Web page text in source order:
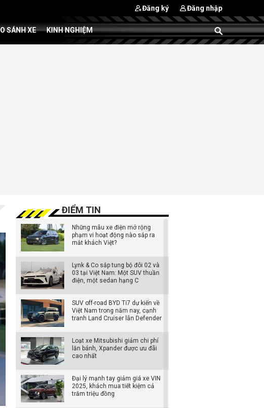
Đăng ký Đăng nhập
SÁNH XE KINH NGHIỆM
ĐIỂM TIN
Những mẫu xe điện mở rộng
phạm vi hoạt động nào sắp ra
mắt khách Việt?
Lynk & Co sắp tung bộ đôi 02 và
03 tại Việt Nam: Một SUV thuần
điện, một sedan hạng C
SUV off-road BYD Ti7 dự kiến về
Việt Nam trong năm nay, cạnh
tranh Land Cruiser lẫn Defender
Loạt xe Mitsubishi giảm chi phí
lăn bánh, Xpander được ưu đãi
cao nhất
Đại lý mạnh tay giảm giá xe VIN
2025, khách mua tiết kiệm cả
trăm triệu đồng